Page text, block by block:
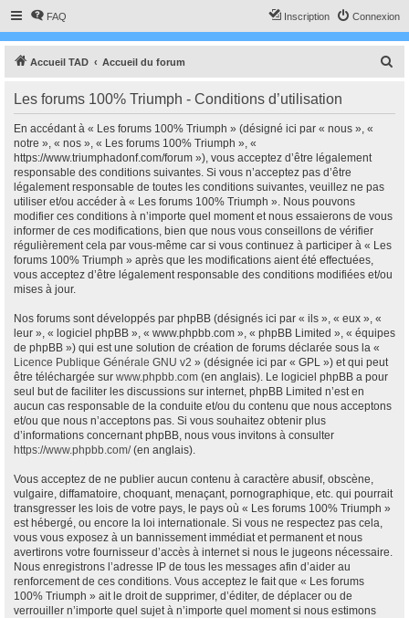
FAQ Connexion
Inscription
Accueil TAD Accueil du forum
Les forums 100% Triumph - Conditions d’utilisation
En accédant à « Les forums 100% Triumph » (désigné ici par « nous », «
notre », « nos », « Les forums 100% Triumph », «
https://www.triumphadonf.com/forum »), vous acceptez d’être légalement
responsable des conditions suivantes. Si vous n’acceptez pas d’être
légalement responsable de toutes les conditions suivantes, veuillez ne pas
utiliser et/ou accéder à « Les forums 100% Triumph ». Nous pouvons
modifier ces conditions à n’importe quel moment et nous essaierons de vous
informer de ces modifications, bien que nous vous conseillons de vérifier
régulièrement cela par vous-même car si vous continuez à participer à « Les
forums 100% Triumph » après que les modifications aient été effectuées,
vous acceptez d’être légalement responsable des conditions modifiées et/ou
mises à jour.
Nos forums sont développés par phpBB (désignés ici par « ils », « eux », «
leur », « logiciel phpBB », « www.phpbb.com », « phpBB Limited », « équipes
de phpBB ») qui est une solution de création de forums déclarée sous la «
Licence Publique Générale GNU v2 » (désignée ici par « GPL ») et qui peut
être téléchargée sur www.phpbb.com (en anglais). Le logiciel phpBB a pour
seul but de faciliter les discussions sur internet, phpBB Limited n’est en
aucun cas responsable de la conduite et/ou du contenu que nous acceptons
et/ou que nous n’acceptons pas. Si vous souhaitez obtenir plus
d’informations concernant phpBB, nous vous invitons à consulter
https://www.phpbb.com/(en anglais).
Vous acceptez de ne publier aucun contenu à caractère abusif, obscène,
vulgaire, diffamatoire, choquant, menaçant, pornographique, etc. qui pourrait
transgresser les lois de votre pays, le pays où « Les forums 100% Triumph »
est hébergé, ou encore la loi internationale. Si vous ne respectez pas cela,
vous vous exposez à un bannissement immédiat et permanent et nous
avertirons votre fournisseur d’accès à internet si nous le jugeons nécessaire.
Nous enregistrons l’adresse IP de tous les messages afin d’aider au
renforcement de ces conditions. Vous acceptez le fait que « Les forums
100% Triumph » ait le droit de supprimer, d’éditer, de déplacer ou de
verrouiller n’importe quel sujet à n’importe quel moment si nous estimons